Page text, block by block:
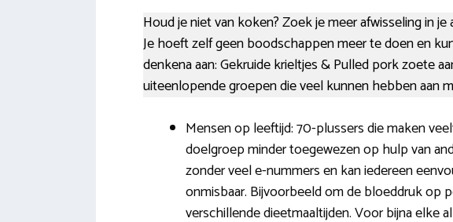
Houd je niet van koken? Zoek je meer afwisseling in
Je hoeft zelf geen boodschappen meer te doen en
denkena aan: Gekruide krieltjes & Pulled pork zoete
uiteenlopende groepen die veel kunnen hebben aan
Mensen op leeftijd: 70-plussers die maken
doelgroep minder toegewezen op hulp van
zonder veel e-nummers en kan iedereen
onmisbaar. Bijvoorbeeld om de bloeddruk op
verschillende dieetmaaltijden. Voor bijna elke